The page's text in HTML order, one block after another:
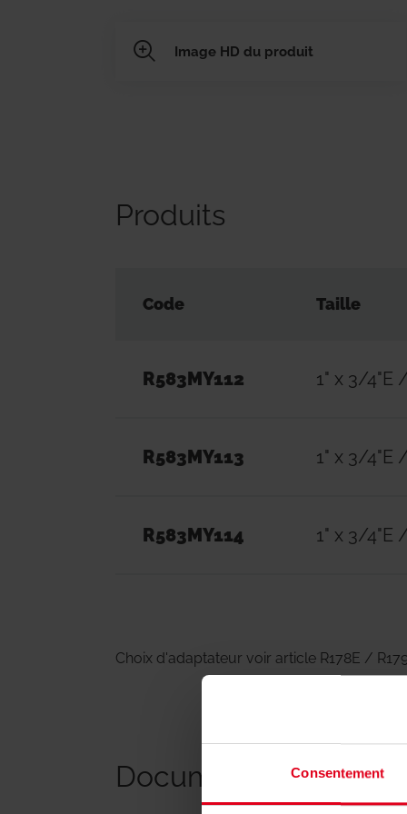
Consentement
Image HD du produit
Produits
Code Taille
R583MY112 1" x 3/4"E
R583MY113 1" x 3/4"E
R583MY114 1" x 3/4"E
Choix d'adaptateur voir article R178E /
Documents